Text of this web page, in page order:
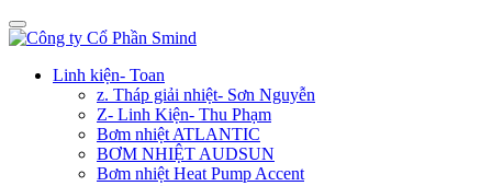
Linh kiện- Toan
z. Tháp giải nhiệt- Sơn Nguyễn
Z- Linh Kiện- Thu Phạm
Bơm nhiệt ATLANTIC
BƠM NHIỆT AUDSUN
Bơm nhiệt Heat Pump Accent